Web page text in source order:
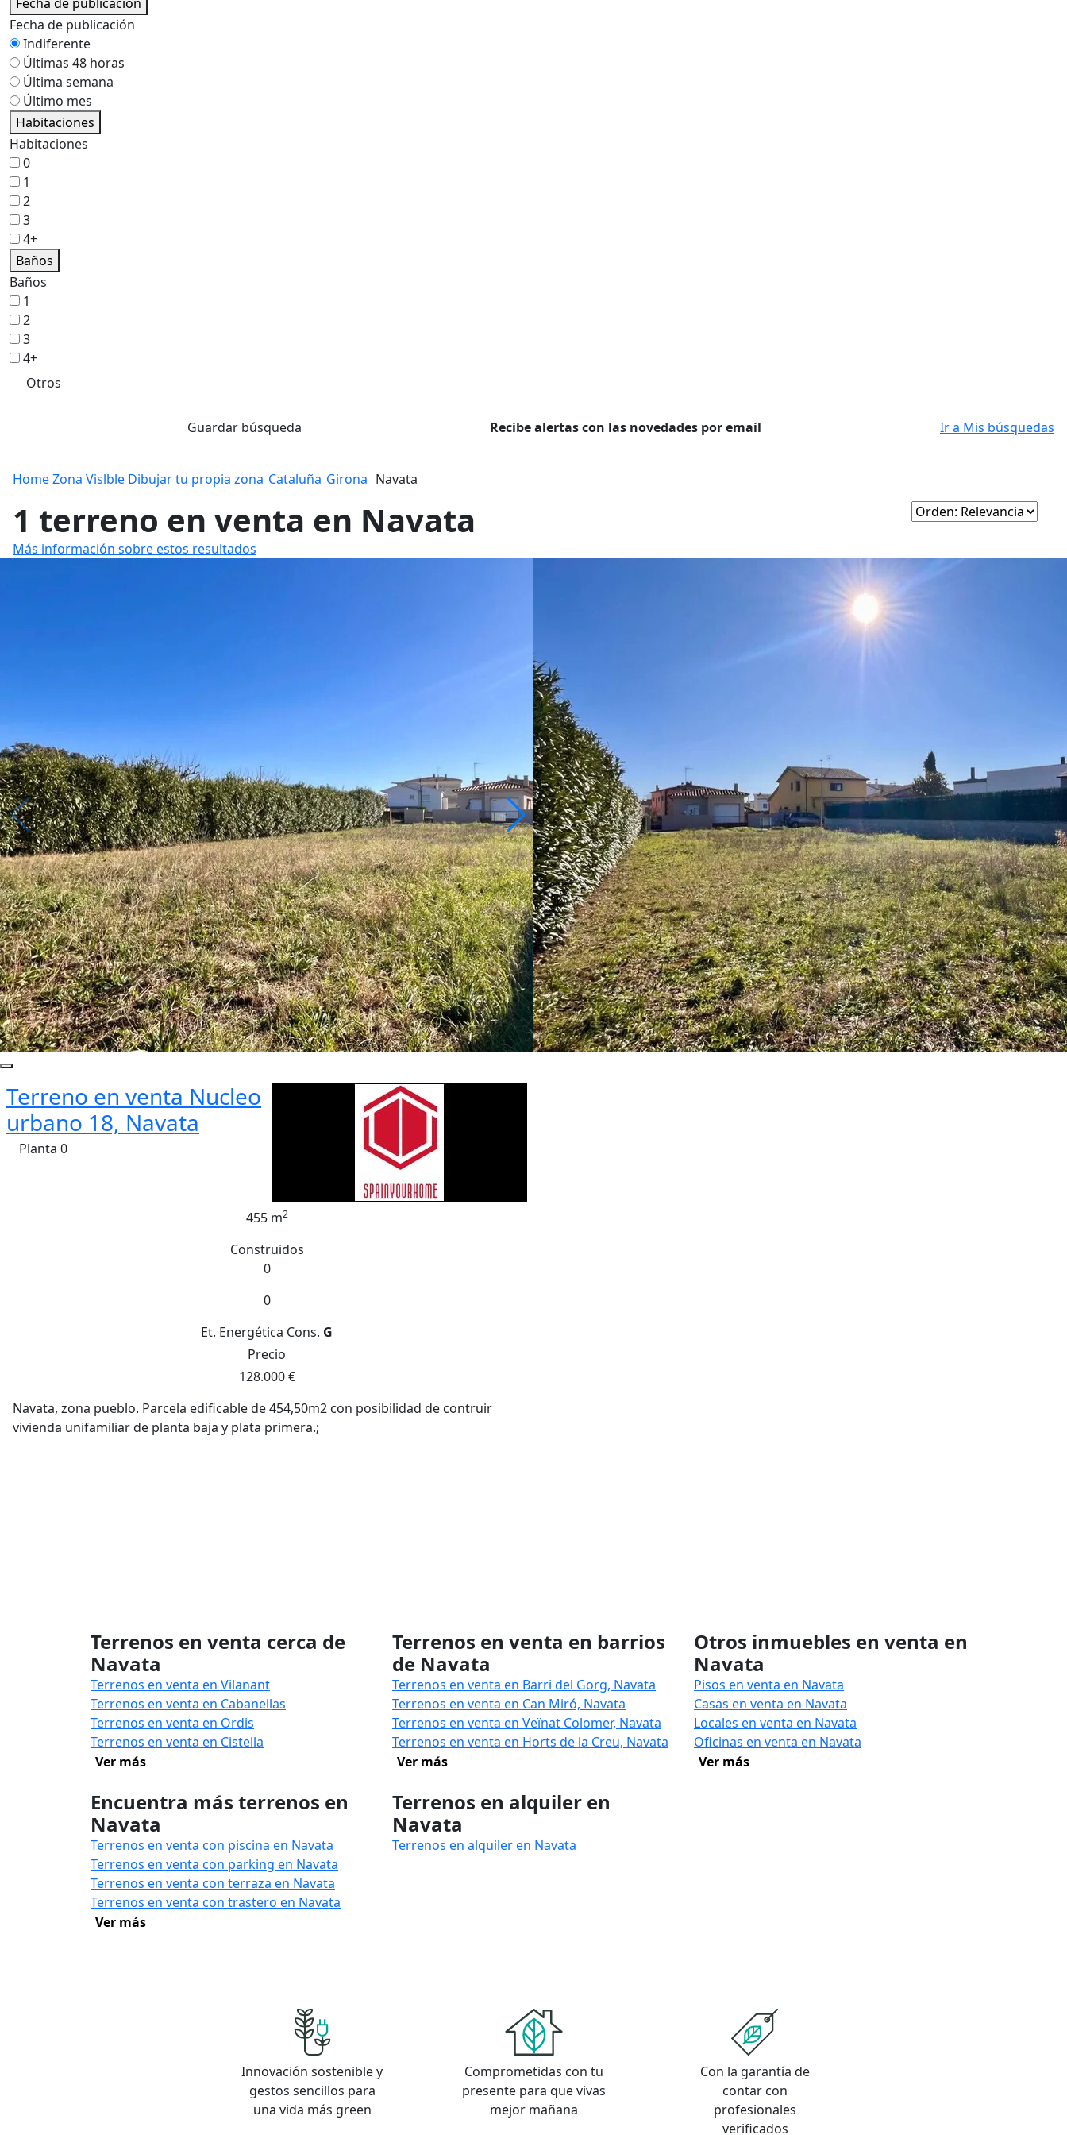
Fecha de publicación
Indiferente
Últimas 48 horas
Última semana
Último mes
Habitaciones
Habitaciones
0
1
2
3
4+
Baños
Baños
1
2
3
4+
Otros
Guardar búsqueda Recibe alertas con las novedades por email Ir a Mis búsquedas
HomeZona Vislble Dibujar tu propia zona Cataluña Girona Navata
1 terreno en venta en Navata
Más información sobre estos resultados
Terreno en venta Nucleo
urbano 18, Navata
Planta 0
455 m2
Construidos
0
0
Et. Energética Cons. G
Precio
128.000 €
Navata, zona pueblo. Parcela edificable de 454,50m2 con posibilidad de contruir
vivienda unifamiliar de planta baja y plata primera.;
Terrenos en venta cerca de
Navata
Terrenos en venta en Vilanant
Terrenos en venta en Cabanellas
Terrenos en venta en Ordis
Terrenos en venta en Cistella
Ver más
Terrenos en venta en barrios
de Navata
Terrenos en venta en Barri del Gorg, Navata
Terrenos en venta en Can Miró, Navata
Terrenos en venta en Veïnat Colomer, Navata
Terrenos en venta en Horts de la Creu, Navata
Ver más
Otros inmuebles en venta en
Navata
Pisos en venta en Navata
Casas en venta en Navata
Locales en venta en Navata
Oficinas en venta en Navata
Ver más
Encuentra más terrenos en
Navata
Terrenos en venta con piscina en Navata
Terrenos en venta con parking en Navata
Terrenos en venta con terraza en Navata
Terrenos en venta con trastero en Navata
Ver más
Terrenos en alquiler en
Navata
Terrenos en alquiler en Navata
Innovación sostenible y
gestos sencillos para
una vida más green
Comprometidas con tu
presente para que vivas
mejor mañana
Con la garantía de
contar con
profesionales
verificados